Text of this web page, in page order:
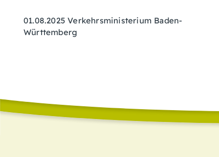
01.08.2025 Verkehrsministerium Baden-
Württemberg